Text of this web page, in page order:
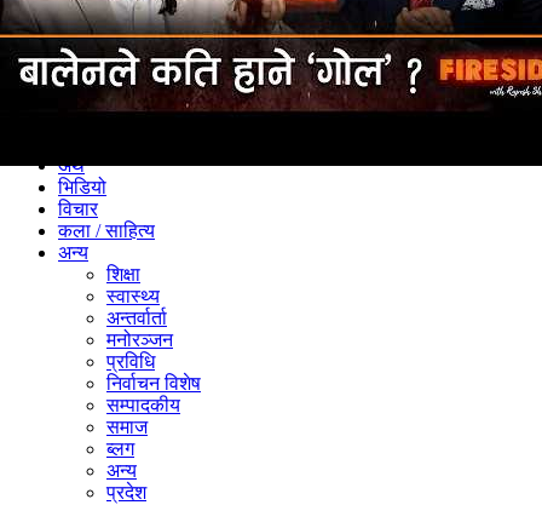
समाचार
राजनीति
अर्थ
भिडियो
विचार
कला / साहित्य
अन्य
शिक्षा
स्वास्थ्य
अन्तर्वार्ता
मनोरञ्जन
प्रविधि
निर्वाचन विशेष
सम्पादकीय
समाज
ब्लग
अन्य
प्रदेश